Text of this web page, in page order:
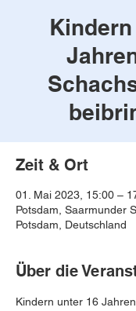
Zeit & Ort
01. Mai 2023, 15:00 –
Potsdam, Saarmunder
Potsdam, Deutschland
Über die
Kindern unter 16